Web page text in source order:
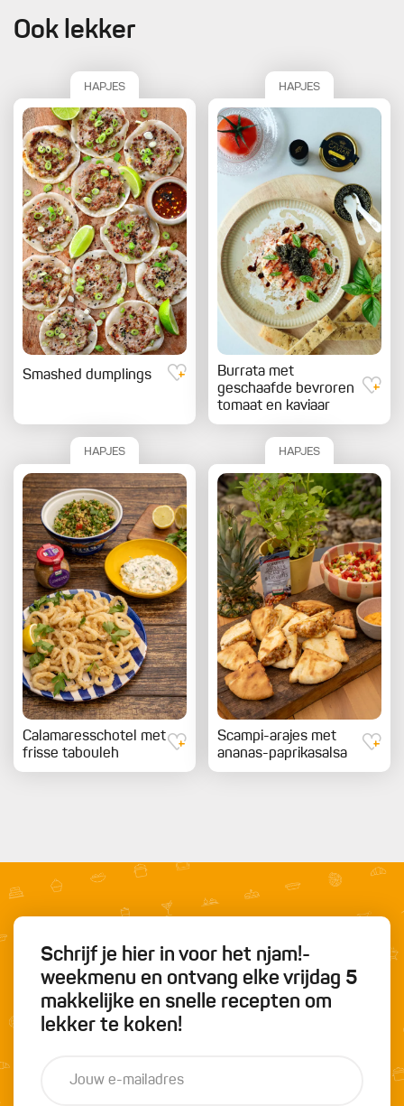
Ook lekker
HAPJES
Smashed dumplings
HAPJES
Burrata met
geschaafde bevroren
tomaat en kaviaar
HAPJES
Calamaresschotel met
frisse tabouleh
HAPJES
Scampi-arajes met
ananas-paprikasalsa
Schrijf je hier in voor het njam!-
weekmenu en ontvang elke vrijdag 5
makkelijke en snelle recepten om
lekker te koken!